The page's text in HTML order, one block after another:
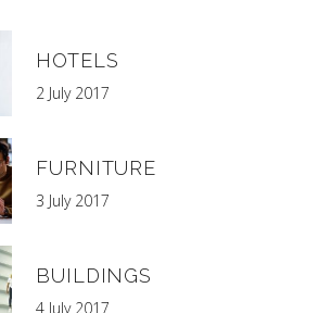
HOTELS
2 July 2017
FURNITURE
3 July 2017
BUILDINGS
4 July 2017